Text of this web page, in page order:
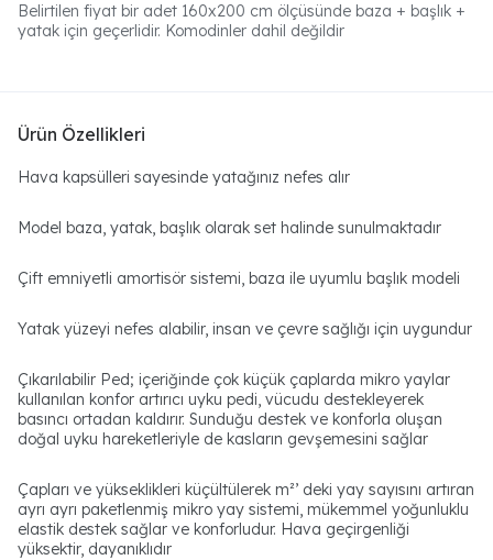
Belirtilen fiyat bir adet 160x200 cm ölçüsünde baza + başlık +
yatak için geçerlidir. Komodinler dahil değildir
Ürün Özellikleri
Hava kapsülleri sayesinde yatağınız nefes alır
Model baza, yatak, başlık olarak set halinde sunulmaktadır
Çift emniyetli amortisör sistemi, baza ile uyumlu başlık modeli
Yatak yüzeyi nefes alabilir, insan ve çevre sağlığı için uygundur
Çıkarılabilir Ped; içeriğinde çok küçük çaplarda mikro yaylar
kullanılan konfor artırıcı uyku pedi, vücudu destekleyerek
basıncı ortadan kaldırır. Sunduğu destek ve konforla oluşan
doğal uyku hareketleriyle de kasların gevşemesini sağlar
Çapları ve yükseklikleri küçültülerek m²’ deki yay sayısını artıran
ayrı ayrı paketlenmiş mikro yay sistemi, mükemmel yoğunluklu
elastik destek sağlar ve konforludur. Hava geçirgenliği
yüksektir, dayanıklıdır